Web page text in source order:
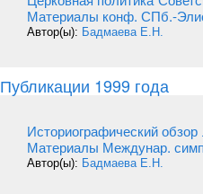
Материалы конф. СПб.-
Автор(ы): Бадмаева Е.Н.
Публикации 1999 года
Историографический
Материалы Междунар.
Автор(ы): Бадмаева Е.Н.